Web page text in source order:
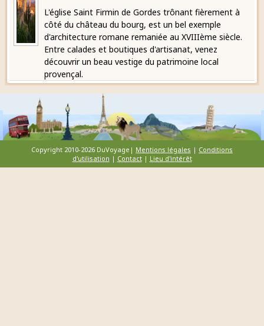
L'église Saint Firmin de Gordes trônant fièrement à
côté du château du bourg, est un bel exemple
d'architecture romane remaniée au XVIIIème siècle.
Entre calades et boutiques d'artisanat, venez
découvrir un beau vestige du patrimoine local
provençal.
Copyright 2010-2026 DuVoyage| Mentions légales | Conditions
d'utilisation | Contact| Lieu d'intérêt